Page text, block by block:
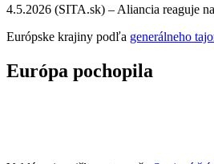
4.5.2026 (SITA.sk) – Aliancia reaguje
Európske krajiny podľa generálneho
Európa pochopila